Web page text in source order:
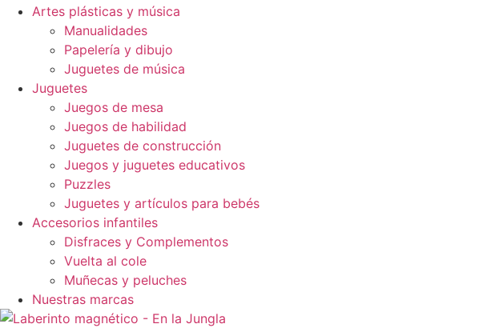
Artes plásticas y música
Manualidades
Papelería y dibujo
Juguetes de música
Juguetes
Juegos de mesa
Juegos de habilidad
Juguetes de construcción
Juegos y juguetes educativos
Puzzles
Juguetes y artículos para bebés
Accesorios infantiles
Disfraces y Complementos
Vuelta al cole
Muñecas y peluches
Nuestras marcas